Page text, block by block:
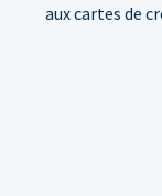
aux cartes de